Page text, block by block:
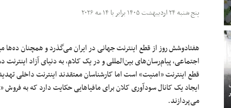
پنج شنبه ۲۴ اردیبهشت ۱۴۰۵ برابر با ۱۴ مه ۲۰۲۶
هفتادوشش روز از قطع اینترنت جهانی در ایران می‌گذرد و همچنان ده‌ها
اجتماعی، پیام‌رسان‌های بین‌المللی و در یک کلام، به دنیای آزاد
قطع اینترنت «امنیت» است اما کارشناسان معتقدند اینترنت داخلی
ایجاد یک کانال سودآوری کلان برای مافیاهایی حکایت دارد که به
می‌پردازند.